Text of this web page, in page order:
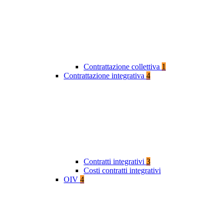
Contrattazione collettiva 1
Contrattazione integrativa 4
Contratti integrativi 3
Costi contratti integrativi
OIV 4